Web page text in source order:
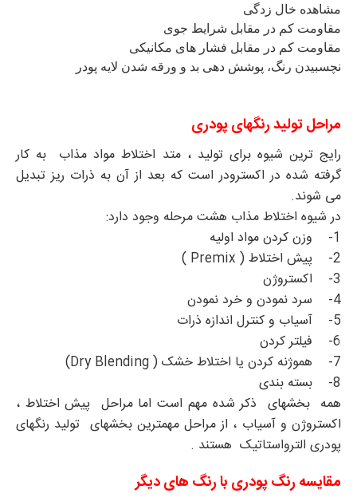
مشاهده خال زدگی
مقاومت کم در مقابل شرایط جوی
مقاومت کم در مقابل فشار های مکانیکی
نچسبیدن رنگ، پوشش دهی بد و ورقه شدن لایه پودر
مراحل تولید رنگهای پودری
رایج ترین شیوه برای تولید ، متد اختلاط مواد مذاب به کار
گرفته شده در اکسترودر است که بعد از آن به ذرات ریز تبدیل
می شوند.
در شیوه اختلاط مذاب هشت مرحله وجود دارد:
1- وزن کردن مواد اولیه
2- پیش اختلاط ( Premix )
3- اکستروژن
4- سرد نمودن و خرد نمودن
5- آسیاب و کنترل اندازه ذرات
6- فیلتر کردن
7- هموژنه کردن یا اختلاط خشک ( Dry Blending)
8- بسته بندی
همه بخشهای ذکر شده مهم است اما مراحل پیش اختلاط ،
اکستروژن و آسیاب ، از مراحل مهمترین بخشهای تولید رنگهای
پودری الترواستاتیک هستند .
مقایسه رنگ پودری با رنگ های دیگر